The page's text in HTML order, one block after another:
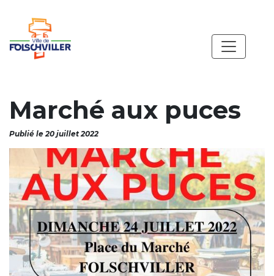
Marché aux puces
Publié le 20 juillet 2022